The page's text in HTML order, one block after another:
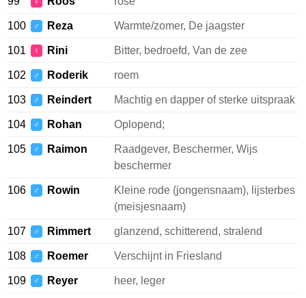
100 ♂ Reza Warmte/zomer, De jaagster
101 ♀ Rini Bitter, bedroefd, Van de zee
102 ♂ Roderik roem
103 ♂ Reindert Machtig en dapper of sterke uitspraak
104 ♂ Rohan Oplopend;
105 ♂ Raimon
Raadgever, Beschermer, Wijs
beschermer
106 ♂ Rowin
Kleine rode (jongensnaam), lijsterbes
(meisjesnaam)
107 ♂ Rimmert glanzend, schitterend, stralend
108 ♂ Roemer Verschijnt in Friesland
109 ♂ Reyer heer, leger